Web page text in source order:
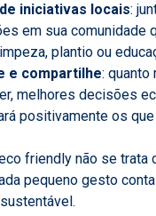
iniciativas locais:
em sua comunidade
plantio ou
e compartilhe: quanto
melhores decisões
positivamente os
friendly não se trata
pequeno gesto